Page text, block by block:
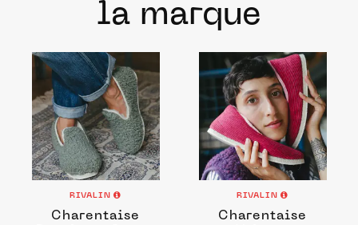
la marque
RIVALIN
Charentaise
RIVALIN
Charentaise